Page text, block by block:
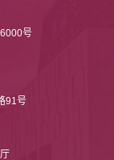
号
91号